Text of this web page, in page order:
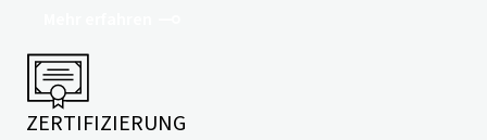
ZERTIFIZIERUNG